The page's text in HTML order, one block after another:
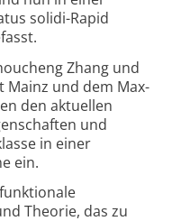
solidi-Rapid
Zhang und
Mainz und dem Max-
den aktuellen
und
in einer
ein.
Theorie, das zu